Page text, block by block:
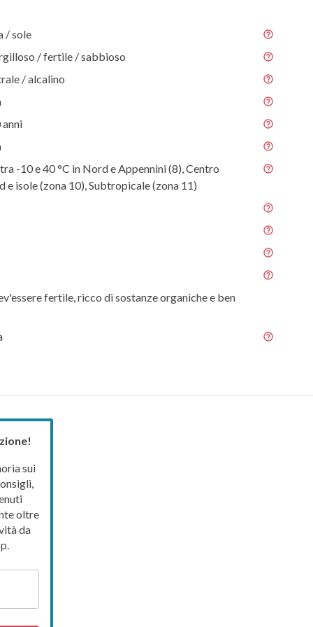
/ sole
/ fertile / sabbioso
/ alcalino
anni
-10 e 40 °C in Nord e Appennini (8), Centro
e isole (zona 10), Subtropicale (zona 11)
fertile, ricco di sostanze organiche e ben
sui
oltre
da